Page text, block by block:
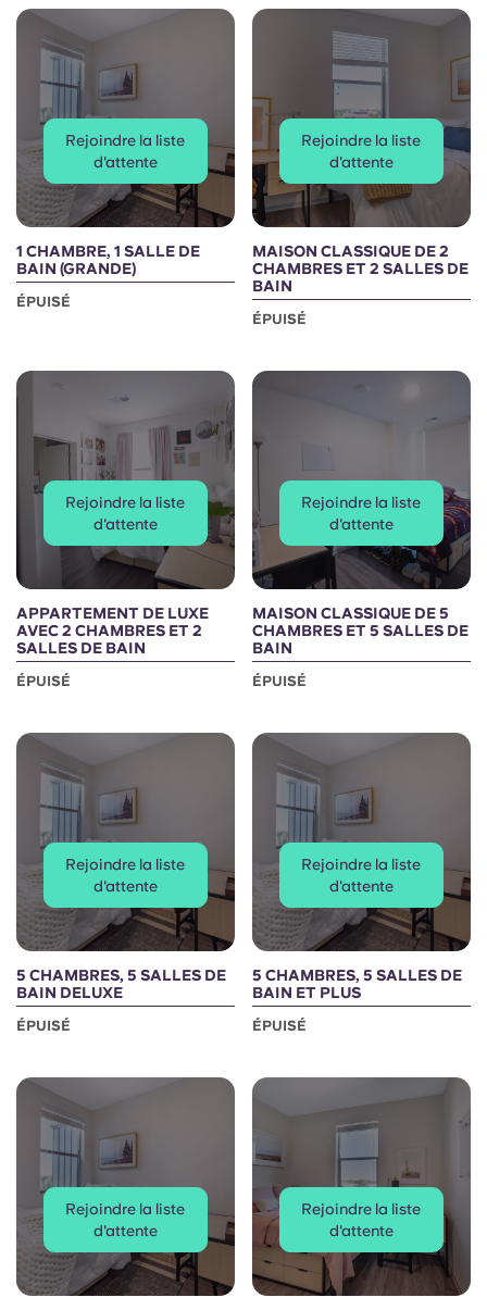
Rejoindre la liste
d'attente
1 CHAMBRE, 1 SALLE DE
BAIN (GRANDE)
ÉPUISÉ
Rejoindre la liste
d'attente
MAISON CLASSIQUE DE 2
CHAMBRES ET 2 SALLES DE
BAIN
ÉPUISÉ
Rejoindre la liste
d'attente
APPARTEMENT DE LUXE
AVEC 2 CHAMBRES ET 2
SALLES DE BAIN
ÉPUISÉ
Rejoindre la liste
d'attente
MAISON CLASSIQUE DE 5
CHAMBRES ET 5 SALLES DE
BAIN
ÉPUISÉ
Rejoindre la liste
d'attente
5 CHAMBRES, 5 SALLES DE
BAIN DELUXE
ÉPUISÉ
Rejoindre la liste
d'attente
5 CHAMBRES, 5 SALLES DE
BAIN ET PLUS
ÉPUISÉ
Rejoindre la liste
d'attente
Rejoindre la liste
d'attente